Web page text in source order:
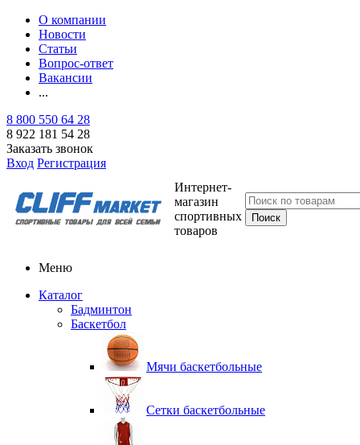
О компании
Новости
Статьи
Вопрос-ответ
Вакансии
...
8 800 550 64 28
8 922 181 54 28
Заказать звонок
Вход Регистрация
Интернет-
магазин
спортивных
товаров
Меню
Каталог
Бадминтон
Баскетбол
Мячи баскетбольные
Сетки баскетбольные